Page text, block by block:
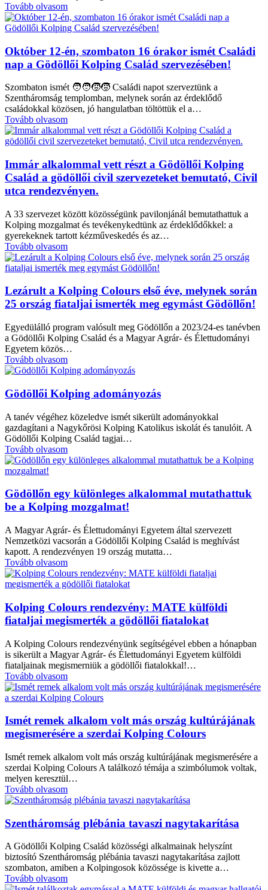
Tovább olvasom
Október 12-én, szombaton 16 órakor ismét Családi
nap a Gödöllői Kolping Család szervezésében!
Szombaton ismét 🧑‍🧑‍🧒‍🧒 Családi napot szerveztünk a
Szentháromság templomban, melynek során az érdeklődő
családokkal közösen, jó hangulatban töltöttük el a…
Tovább olvasom
Immár alkalommal vett részt a Gödöllői Kolping
Család a gödöllői civil szervezeteket bemutató, Civil
utca rendezvényen.
A 33 szervezet között közösségünk pavilonjánál bemutathattuk a
Kolping mozgalmat és tevékenykedtünk az érdeklődőkkel: a
gyerekeknek tartott kézműveskedés és az…
Tovább olvasom
Lezárult a Kolping Colours első éve, melynek során
25 ország fiataljai ismerték meg egymást Gödöllőn!
Egyedülálló program valósult meg Gödöllőn a 2023/24-es tanévben
a Gödöllői Kolping Család és a Magyar Agrár- és Élettudományi
Egyetem közös…
Tovább olvasom
Gödöllői Kolping adományozás
A tanév végéhez közeledve ismét sikerült adományokkal
gazdagítani a Nagykőrösi Kolping Katolikus iskolát és tanulóit. A
Gödöllői Kolping Család tagjai…
Tovább olvasom
Gödöllőn egy különleges alkalommal mutathattuk
be a Kolping mozgalmat!
A Magyar Agrár- és Élettudományi Egyetem által szervezett
Nemzetközi vacsorán a Gödöllői Kolping Család is meghívást
kapott. A rendezvényen 19 ország mutatta…
Tovább olvasom
Kolping Colours rendezvény: MATE külföldi
fiataljai megismerték a gödöllői fiatalokat
A Kolping Colours rendezvényünk segítségével ebben a hónapban
is sikerült a Magyar Agrár- és Élettudományi Egyetem külföldi
fiataljainak megismerniük a gödöllői fiatalokkal!…
Tovább olvasom
Ismét remek alkalom volt más ország kultúrájának
megismerésére a szerdai Kolping Colours
Ismét remek alkalom volt más ország kultúrájának megismerésére a
szerdai Kolping Colours A találkozó témája a szimbólumok voltak,
melyen keresztül…
Tovább olvasom
Szentháromság plébánia tavaszi nagytakarítása
A Gödöllői Kolping Család közösségi alkalmainak helyszínt
biztosító Szentháromság plébánia tavaszi nagytakarítása zajlott
szombaton, amiben a Kolpingosok közössége is kivette a…
Tovább olvasom